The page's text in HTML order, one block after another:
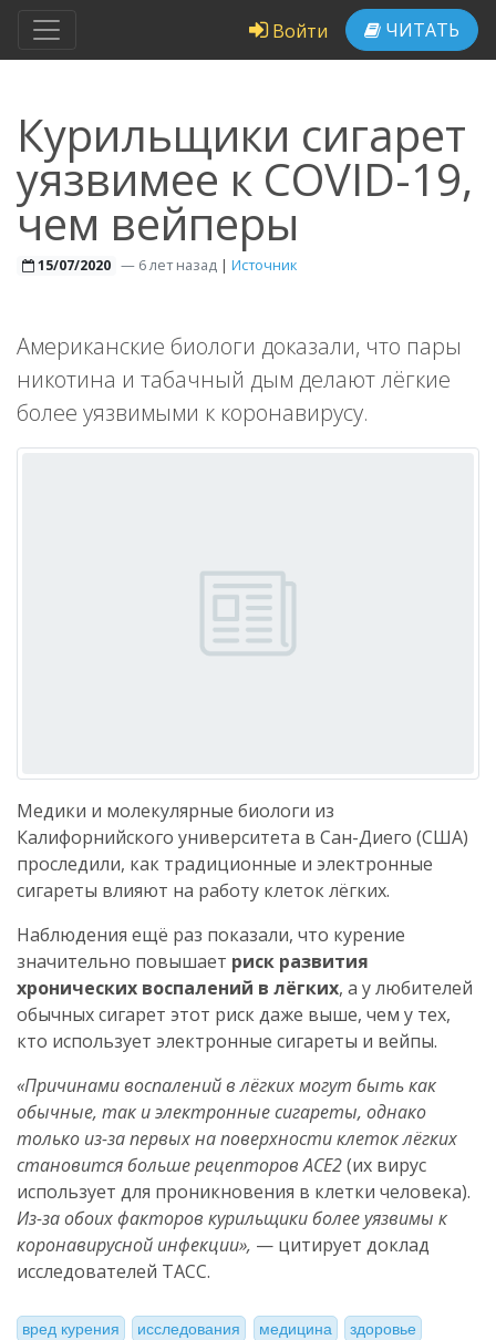
Войти ЧИТАТЬ
Курильщики сигарет
уязвимее к COVID-19,
чем вейперы
15/07/2020 —6 лет назад | Источник
Американские биологи доказали, что пары
никотина и табачный дым делают лёгкие
более уязвимыми к коронавирусу.
Медики и молекулярные биологи из
Калифорнийского университета в Сан-Диего (США)
проследили, как традиционные и электронные
сигареты влияют на работу клеток лёгких.
Наблюдения ещё раз показали, что курение
значительно повышает риск развития
хронических воспалений в лёгких, а у любителей
обычных сигарет этот риск даже выше, чем у тех,
кто использует электронные сигареты и вейпы.
«Причинами воспалений в лёгких могут быть как
обычные, так и электронные сигареты, однако
только из-за первых на поверхности клеток лёгких
становится больше рецепторов ACE2(их вирус
использует для проникновения в клетки человека).
Из-за обоих факторов курильщики более уязвимы к
коронавирусной инфекции», — цитирует доклад
исследователей ТАСС.
вред курения исследования медицина здоровье